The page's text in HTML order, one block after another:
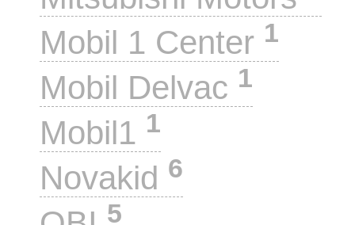
Mobil 1 Center 1
Mobil Delvac 1
Mobil1 1
Novakid 6
5